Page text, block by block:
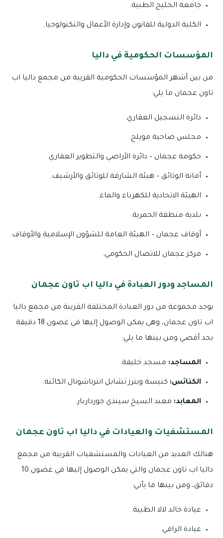
جامعة الخليج الطبية.
الكلية الدولية للقانون وإدارة الأعمال والتكنولوجيا.
المؤسسات الحكومية في داليا
من بين أشهر المؤسسات الحكومية القريبة من مجمع داليا اب
تاون عجمان ما يلي:
دائرة التسجيل العقاري.
مجلس ضاحية مويلح.
حكومة عجمان – دائرة الأراضي والتطوير العقاري.
أمانة الوثائق – هيئة الشارقة للوثائق والأرشيف.
الهيئة الاتحادية للكهرباء والماء.
بلدية منطقة الحمرية.
أوقاف عجمان – الهيئة العامة للشؤون الإسلامية والأوقاف.
مركز عجمان للاتصال الحكومي.
المساجد ودور العبادة في داليا اب تاون عجمان
يوجد مجموعة من دور العبادة المختلفة القريبة من مجمع داليا
اب تاون عجمان، وهى يمكن الوصول إليها في غضون 18 دقيقة
بحد أقصي ومن بينها ما يلي:
المساجد: مسجد خليفة.
الكنائس: كنيسة وينرز تشابل انترناشونال الكائنة.
المعابد: معبد السيخ سينذي جورداربار.
المستشفيات والعيادات في داليا اب تاون عجمان
هنالك العديد من العيادات والمستشفيات القريبة من مجمع
داليا اب تاون عجمان والتي يمكن الوصول إليها في غضون 10
دقائق، ومن بينها ما يأتي:
عيادة خالد لالا الطبية.
عيادة الرافي.